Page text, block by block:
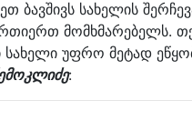
ბავშივს სახელის
მომხმარებელს.
უფრო მეტად
: